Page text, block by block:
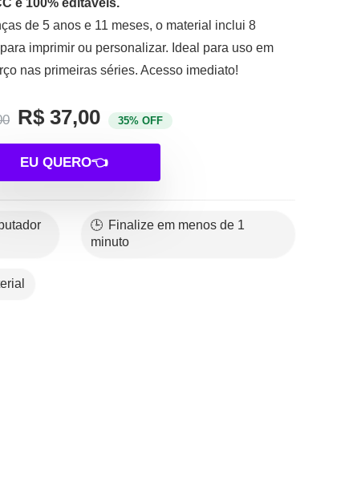
e 100% editáveis.
de 5 anos e 11 meses, o material inclui 8
imprimir ou personalizar. Ideal para uso em
nas primeiras séries. Acesso imediato!
R$ 37,00 35% OFF
EU QUERO👈
🕒 Finalize em menos de 1
minuto